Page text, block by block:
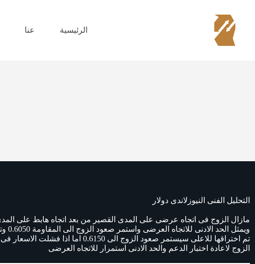
الرئيسية عنا
التحليل الفنى النيوزلاندى دولار
تم اختراقها للاعلى سيستمر صعود الزوج
الزوج لاعادة اختبار الدعم والحد الادنى استمرار للاتجاه العرضى